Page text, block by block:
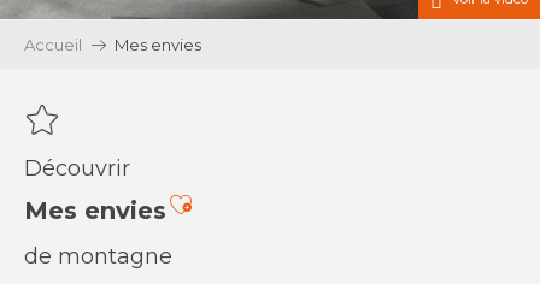
Accueil Mes envies
Découvrir
Mes enviesAjouter aux favoris
de montagne